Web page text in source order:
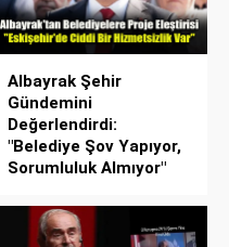
Albayrak Şehir
Gündemini
Değerlendirdi:
"Belediye Şov Yapıyor,
Sorumluluk Almıyor"